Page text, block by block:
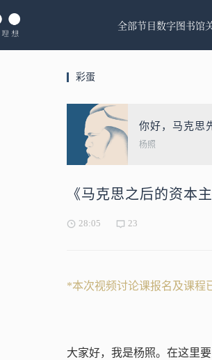
全部节目数字图书馆
彩蛋
你好，马克思
杨照
《马克思之后的资本
28:05 23
*本次视频讨论课报名及课程
大家好，我是杨照。在这里